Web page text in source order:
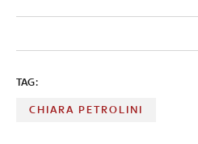
TAG:
CHIARA PETROLINI